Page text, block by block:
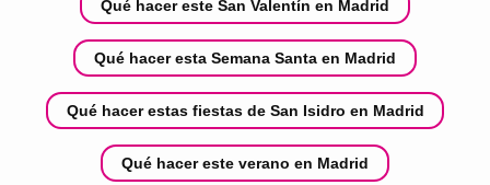
Qué hacer este San Valentín en Madrid
Qué hacer esta Semana Santa en Madrid
Qué hacer estas fiestas de San Isidro en Madrid
Qué hacer este verano en Madrid